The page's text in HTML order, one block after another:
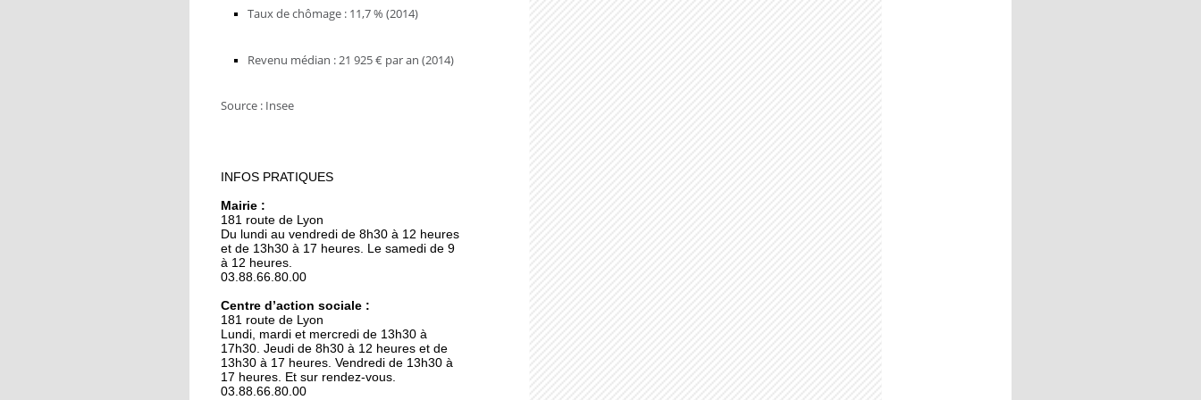
9 octobre 2018
neuve
19 octobre 2017
Les ateliers rénovés du
lycée Le Corbusier sous
les projecteurs
19 octobre 2017
La communauté
musulmane en quête
d'espace
19 octobre 2017
Taux de chômage : 11,7 % (2014)
Revenu médian : 21 925 € par an (2014)
​Source : Insee
INFOS PRATIQUES
Mairie :
181 route de Lyon
Du lundi au vendredi de 8h30 à 12 heures
et de 13h30 à 17 heures. Le samedi de 9
à 12 heures.
03.88.66.80.00
Centre d’action sociale :
181 route de Lyon
Lundi, mardi et mercredi de 13h30 à
17h30. Jeudi de 8h30 à 12 heures et de
13h30 à 17 heures. Vendredi de 13h30 à
17 heures. Et sur rendez-vous.
03.88.66.80.00